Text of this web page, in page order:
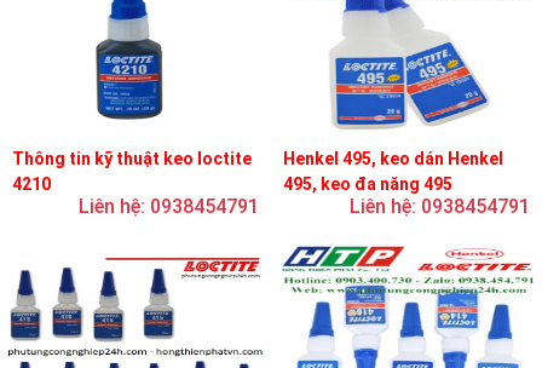
Thông tin kỹ thuật keo loctite
4210
Liên hệ: 0938454791
Henkel 495, keo dán Henkel
495, keo đa năng 495
Liên hệ: 0938454791